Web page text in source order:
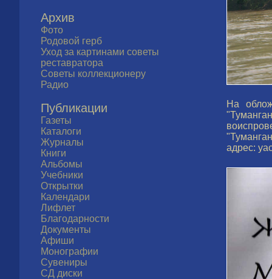
Архив
Фото
Родовой герб
Уход за картинами советы
реставратора
Советы коллекционеру
Радио
Публикации
Газеты
Каталоги
Журналы
Книги
Альбомы
Учебники
Открытки
Календари
Лифлет
Благодарности
Документы
Афиши
Монографии
Сувениры
СД диски
На
адрес: